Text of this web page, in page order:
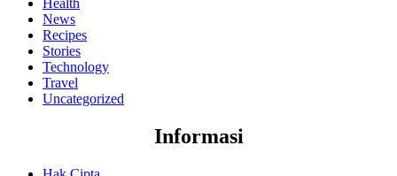
News
Recipes
Stories
Technology
Travel
Uncategorized
Informasi